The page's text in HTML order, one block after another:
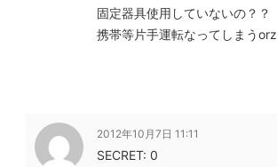
固定器具使用していないの？？
携帯等片手運転なってしまうorz
2012年10月7日 11:11
SECRET: 0